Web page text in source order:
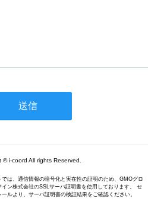
© i-coord All rights Reserved.
では、通信情報の暗号化と実在性の証明のため、GMOグロ
イン株式会社のSSLサーバ証明書を使用しております。 セ
ールより、サーバ証明書の検証結果をご確認ください。